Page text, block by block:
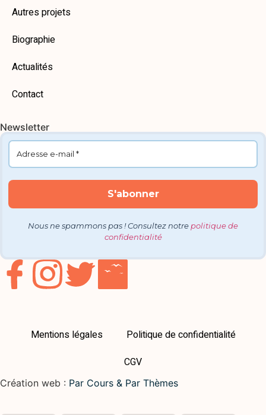
Autres projets
Biographie
Actualités
Contact
Newsletter
Nous ne spammons pas ! Consultez notre politique de
confidentialité
Mentions légales
Politique de confidentialité
CGV
Création web : Par Cours & Par Thèmes